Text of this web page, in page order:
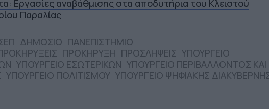
Εργασίες αναβάθμισης στα αποδυτήρια του Κλειστού
Παραλίας
ΔΗΜΟΣΙΟ ΠΑΝΕΠΙΣΤΗΜΙΟ
ΠΡΟΚΗΡΥΞΗ ΠΡΟΣΛΗΨΕΙΣ ΥΠΟΥΡΓΕΙΟ
ΥΠΟΥΡΓΕΙΟ ΕΣΩΤΕΡΙΚΩΝ ΥΠΟΥΡΓΕΙΟ ΠΕΡΙΒΑΛΛΟΝΤΟΣ ΚΑΙ
ΥΠΟΥΡΓΕΙΟ ΠΟΛΙΤΙΣΜΟΥ ΥΠΟΥΡΓΕΙΟ ΨΗΦΙΑΚΗΣ